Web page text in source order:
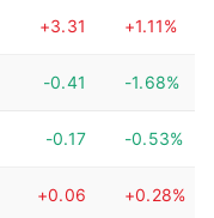
+3.31 +1.11%
-0.41 -1.68%
-0.17 -0.53%
+0.06 +0.28%